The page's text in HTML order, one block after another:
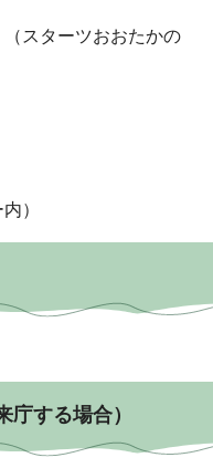
（スターツおおたかの
）
する場合）